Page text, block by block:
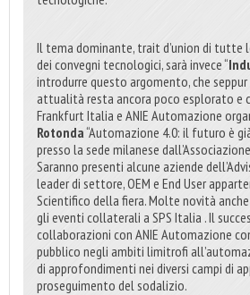
Il tema dominante, trait d’union di tutte
dei convegni tecnologici, sarà invece “
introdurre questo argomento, che seppur
attualità resta ancora poco esplorato e
Frankfurt Italia e ANIE Automazione
Rotonda“Automazione 4.0: il futuro è
presso la sede milanese
Saranno presenti alcune aziende
leader di settore, OEM e End User
Scientifico della fiera. Molte novità
gli eventi collaterali a SPS Italia . Il
collaborazioni con ANIE Automazione
pubblico negli ambiti limitrofi
di approfondimenti nei diversi campi di
proseguimento del sodalizio.